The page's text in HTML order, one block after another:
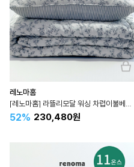
레노마홈
52% 230,480원